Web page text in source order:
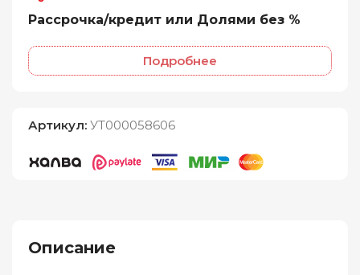
Рассрочка/кредит или Долями без %
Подробнее
Артикул:УТ000058606
Описание